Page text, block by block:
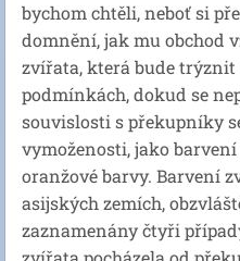
bychom chtěli, neboť si
domnění, jak mu obchod
zvířata, která bude
podmínkách, dokud se
souvislosti s překupníky
vymoženosti, jako
oranžové barvy. Barvení
asijských zemích,
zaznamenány čtyři